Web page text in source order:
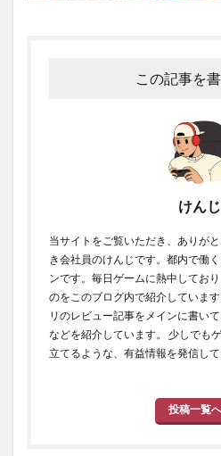
この記事を
けんじ
当サイトをご覧いただき、ありが
き会社員のけんじです。都内で働
ンです。毎日ゲームに熱中してお
のをこのブログ内で紹介していま
リのレビュー記事をメインに書い
などを紹介しています。 少しでも
立てるような、有益情報を発信し
投稿一覧へ